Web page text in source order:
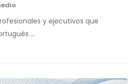
y ejecutivos que
…